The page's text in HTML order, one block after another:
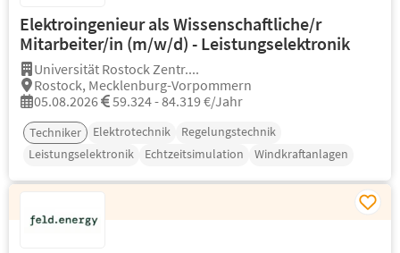
Elektroingenieur als Wissenschaftliche/r
Mitarbeiter/in (m/w/d) - Leistungselektronik
Universität Rostock Zentr....
Rostock, Mecklenburg-Vorpommern
05.08.2026
59.324 - 84.319 €/Jahr
Techniker Elektrotechnik
Regelungstechnik
Leistungselektronik
Echtzeitsimulation Windkraftanlagen